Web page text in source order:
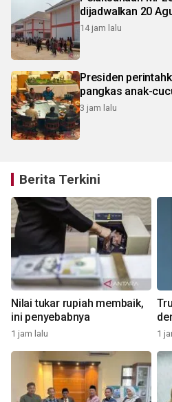
dijadwalkan 20
14 jam lalu
Presiden
pangkas anak-
3 jam lalu
Berita Terkini
Nilai tukar rupiah membaik,
ini penyebabnya
1 jam lalu 1